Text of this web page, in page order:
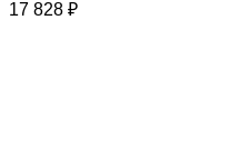
17 828 ₽